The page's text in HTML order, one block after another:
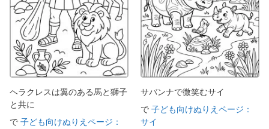
ヘラクレスは翼のある馬と獅子
と共に
で 子ども向けぬりえページ：
サバンナで微笑むサイ
で 子ども向けぬりえページ：
サイ